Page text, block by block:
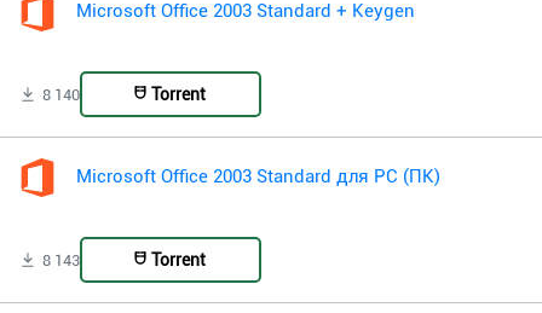
Microsoft Office 2003 Standard + Keygen
8 140 Torrent
Microsoft Office 2003 Standard для PC (ПК)
8 143 Torrent